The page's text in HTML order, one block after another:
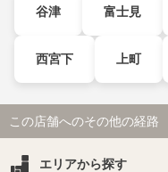
谷津 富士見
西宮下 上町
この店舗へのその他の経路
エリアから探す